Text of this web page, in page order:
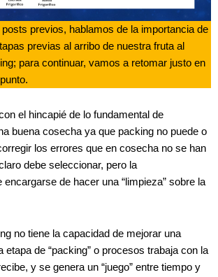
posts previos, hablamos de la importancia de
previas al arribo de nuestra fruta al
para continuar, vamos a retomar justo en
el hincapié de lo fundamental de
buena cosecha ya que packing no puede o
los errores que en cosecha no se han
debe seleccionar, pero la
encargarse de hacer una “limpieza” sobre la
no tiene la capacidad de mejorar una
etapa de “packing” o procesos trabaja con la
y se genera un “juego” entre tiempo y